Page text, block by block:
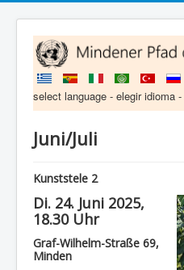
select language - elegir idioma
Juni/Juli
Kunststele 2
Di. 24. Juni 2025,
18.30 Uhr
Graf-Wilhelm-Straße 69,
Minden